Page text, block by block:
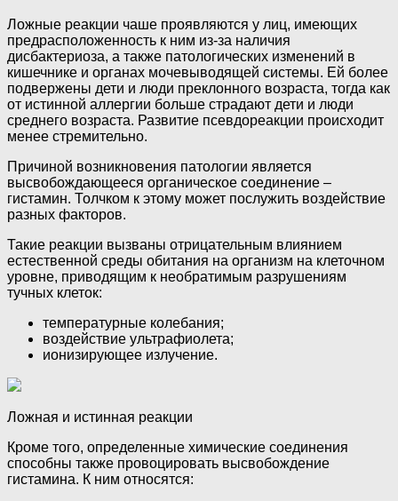
Ложные реакции чаше проявляются у лиц, имеющих
предрасположенность к ним из-за наличия
дисбактериоза, а также патологических изменений в
кишечнике и органах мочевыводящей системы. Ей более
подвержены дети и люди преклонного возраста, тогда как
от истинной аллергии больше страдают дети и люди
среднего возраста. Развитие псевдореакции происходит
менее стремительно.
Причиной возникновения патологии является
высвобождающееся органическое соединение –
гистамин. Толчком к этому может послужить воздействие
разных факторов.
Такие реакции вызваны отрицательным влиянием
естественной среды обитания на организм на клеточном
уровне, приводящим к необратимым разрушениям
тучных клеток:
температурные колебания;
воздействие ультрафиолета;
ионизирующее излучение.
Ложная и истинная реакции
Кроме того, определенные химические соединения
способны также провоцировать высвобождение
гистамина. К ним относятся: